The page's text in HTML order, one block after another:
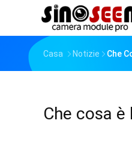
Casa Notizie Che
Che cosa è